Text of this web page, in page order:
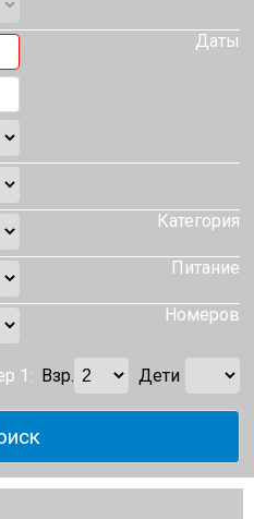
Даты
Категория
Питание
Номеров
1: Взр. Дети